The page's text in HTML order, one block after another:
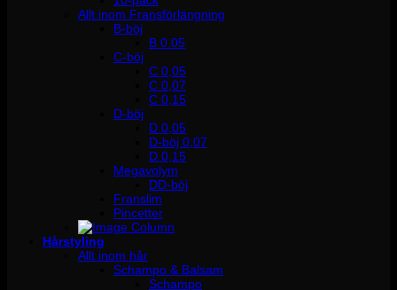
Allt inom Fransförlängning
B-böj
B 0.05
C-böj
C 0,05
C 0,07
C 0,15
D-böj
D 0,05
D-böj 0,07
D 0,15
Megavolym
DD-böj
Franslim
Pincetter
Hårstyling
Allt inom hår
Schampo & Balsam
Schampo